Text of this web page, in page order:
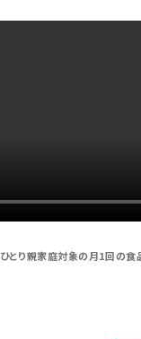
ひとり親家庭対象の月1回の食